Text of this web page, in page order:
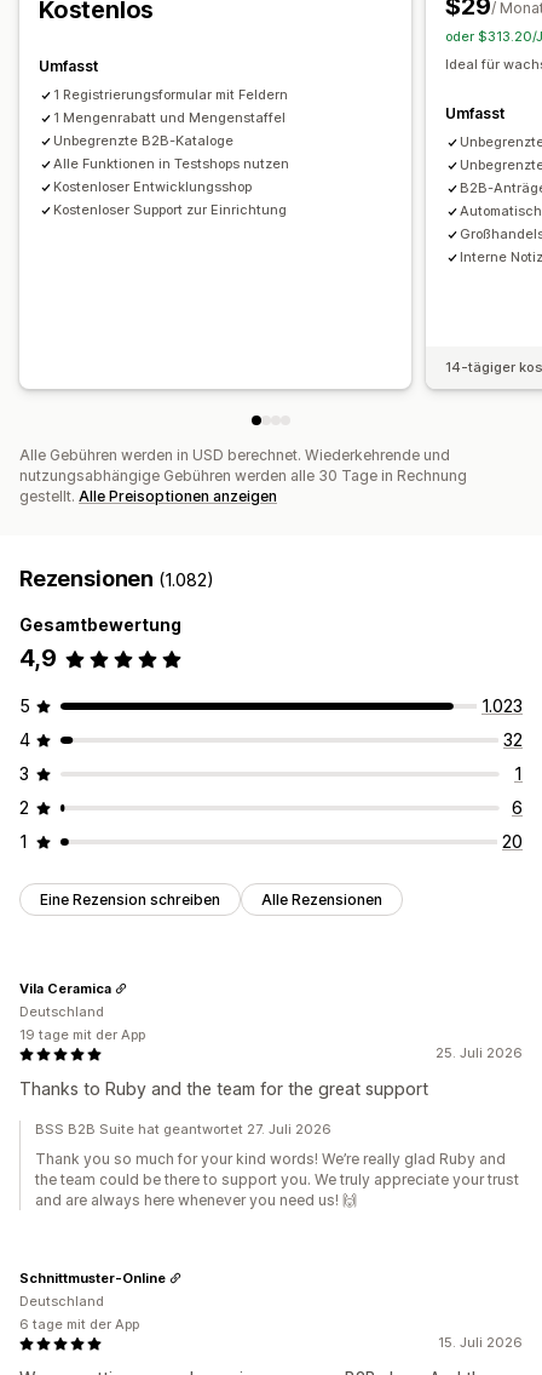
Massenverarbeitung
Manuelle Bestellungen Bestellentwürfe
Mindestbestellmengen Bestellbeschränkungen
Bestellstatus Mehrere Währungen
Inventarsynchronisierung Import und Export
Kostenlos
Umfasst
1 Registrierungsformular mit Feldern
1 Mengenrabatt und Mengenstaffel
Unbegrenzte B2B-Kataloge
Alle Funktionen in Testshops nutzen
Kostenloser Entwicklungsshop
Kostenloser Support zur Einrichtung
$29/
oder $313.20/
Ideal für
Umfasst
B2B-
Interne
14-tägiger
Alle Gebühren werden in USD berechnet. Wiederkehrende und
nutzungsabhängige Gebühren werden alle 30 Tage in Rechnung
gestellt. Alle Preisoptionen anzeigen
Rezensionen (1.082)
Gesamtbewertung
4,9
5
1.023
4
32
3
1
2
6
1
20
Eine Rezension schreiben Alle Rezensionen
25. Juli 2026
Thanks to Ruby and the team for the great support
Vila Ceramica
Deutschland
19 tage mit der App
BSS B2B Suite hat geantwortet 27. Juli 2026
Thank you so much for your kind words! We’re really glad Ruby and
the team could be there to support you. We truly appreciate your trust
and are always here whenever you need us! 🙌
15. Juli 2026
Schnittmuster-Online
Deutschland
6 tage mit der App